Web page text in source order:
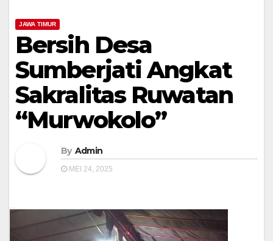
JAWA TIMUR
Bersih Desa
Sumberjati Angkat
Sakralitas Ruwatan
“Murwokolo”
By Admin
MEI 24, 2025